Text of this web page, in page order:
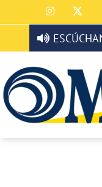
al
contenido
Instagram